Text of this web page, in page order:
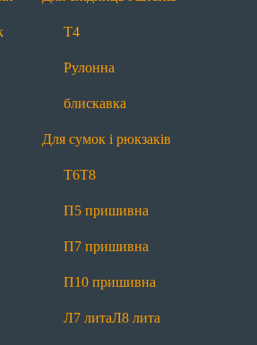
Т4
Рулонна
блискавка
Для сумок і рюкзаків
Т6Т8
П5 пришивна
П7 пришивна
П10 пришивна
Л7 литаЛ8 лита
Т6 реверсна
Прогумовані
Т8
блискавка Водовідштовхуючі
Світловідбиваючі